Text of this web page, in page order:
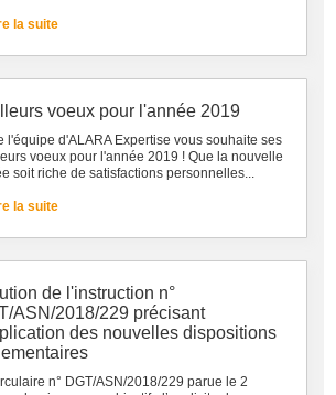
la suite
voeux pour l'année 2019
l'équipe d'ALARA Expertise vous souhaite ses
voeux pour l'année 2019 ! Que la nouvelle
soit riche de satisfactions personnelles...
la suite
de l'instruction n°
ASN/2018/229 précisant
des nouvelles dispositions
n° DGT/ASN/2018/229 parue le 2